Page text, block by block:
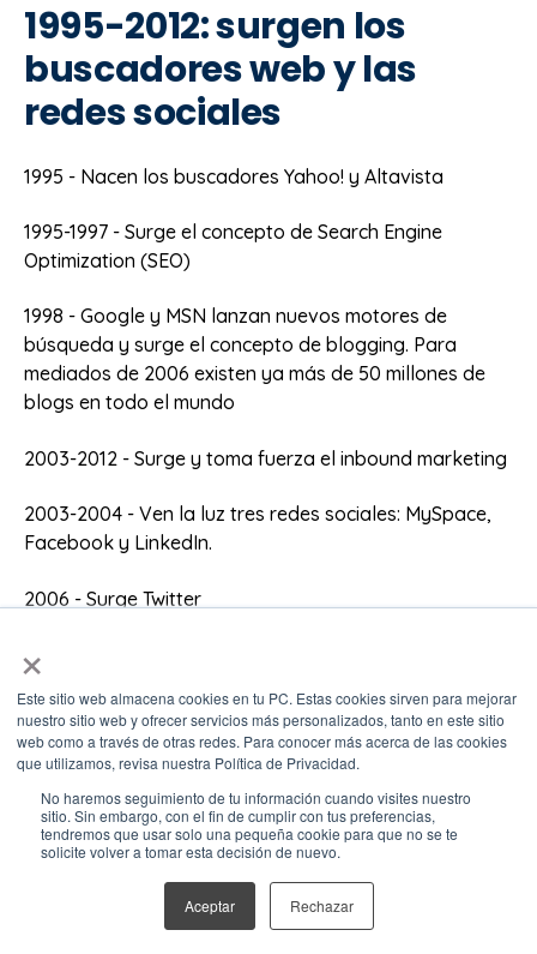
×
Este sitio web almacena cookies en tu PC. Estas cookies sirven para mejorar
nuestro sitio web y ofrecer servicios más personalizados, tanto en este sitio
web como a través de otras redes. Para conocer más acerca de las cookies
que utilizamos, revisa nuestra Política de Privacidad.
No haremos seguimiento de tu información cuando visites nuestro
sitio. Sin embargo, con el fin de cumplir con tus preferencias,
tendremos que usar solo una pequeña cookie para que no se te
solicite volver a tomar esta decisión de nuevo.
Aceptar Rechazar
1995-2012: surgen los
buscadores web y las
redes sociales
1995 - Nacen los buscadores Yahoo! y Altavista
1995-1997 - Surge el concepto de Search Engine
Optimization (SEO)
1998 - Google y MSN lanzan nuevos motores de
búsqueda y surge el concepto de blogging. Para
mediados de 2006 existen ya más de 50 millones de
blogs en todo el mundo
2003-2012 - Surge y toma fuerza el inbound marketing
2003-2004 - Ven la luz tres redes sociales: MySpace,
Facebook y LinkedIn.
2006 - Surge Twitter
2009 - Son lanzadas las búsquedas en tiempo real
2010 - El 90% de los hogares en Estados Unidos
cuenta con teléfono móvil y el email marketing gana
fuerza, siendo utilizado más de una forma personal y
no como spam
2012 - Hay más de 54 millones de usuarios activos a
través de tabletas y los jóvenes de entre 13 y 24 años
dedican más tiempo al internet que a la televisión